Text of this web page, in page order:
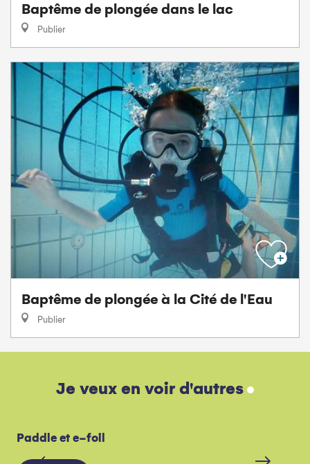
Baptême de plongée dans le lac
Publier
Baptême de plongée à la Cité de l'Eau
Publier
Je veux en voir d'autres
Paddle et e-foil